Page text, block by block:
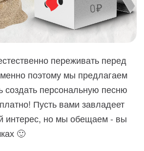
переживать перед
поэтому мы предлагаем
создать персональную песню
Пусть вами завладеет
интерес, но мы обещаем - вы
🙂